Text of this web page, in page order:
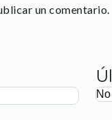
un comentario.